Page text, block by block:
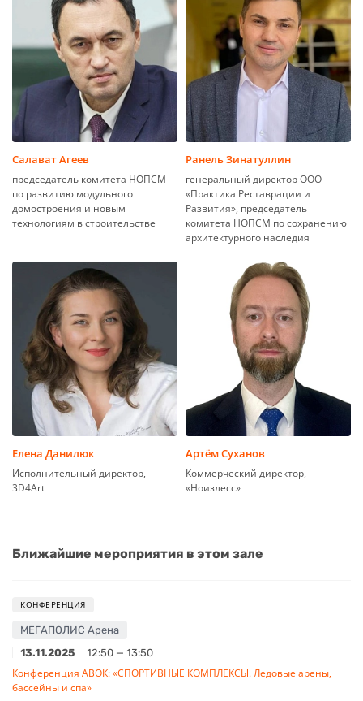
Салават Агеев
председатель комитета НОПСМ
по развитию модульного
домостроения и новым
технологиям в строительстве
Ранель Зинатуллин
генеральный директор ООО
«Практика Реставрации и
Развития», председатель
комитета НОПСМ по сохранению
архитектурного наследия
Елена Данилюк
Исполнительный директор,
3D4Art
Артём Суханов
Коммерческий директор,
«Ноизлесс»
Ближайшие мероприятия в этом зале
КОНФЕРЕНЦИЯ
МЕГАПОЛИС Арена
13.11.2025
12:50 — 13:50
Конференция АВОК: «СПОРТИВНЫЕ КОМПЛЕКСЫ. Ледовые арены,
бассейны и спа»